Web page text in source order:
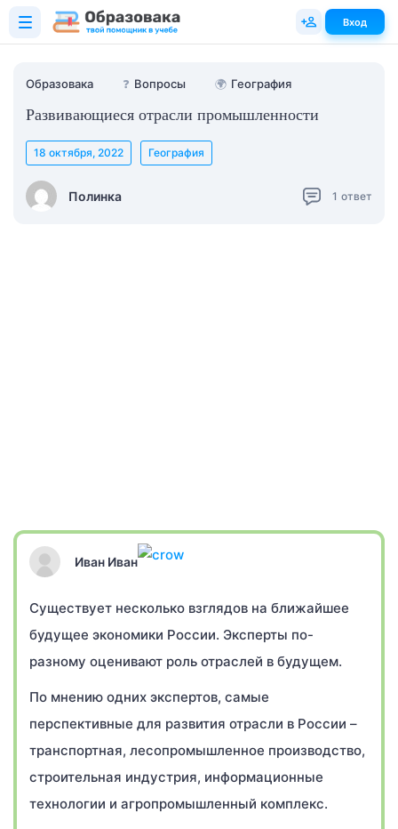
Образовака ❓ Вопросы 🌍 География
Развивающиеся отрасли промышленности
Полинка
18 октября, 2022 География
1 ответ
Иван Иван
Существует несколько взглядов на ближайшее
будущее экономики России. Эксперты по-
разному оценивают роль отраслей в будущем.
По мнению одних экспертов, самые
перспективные для развития отрасли в России –
транспортная, лесопромышленное производство,
строительная индустрия, информационные
технологии и агропромышленный комплекс.
Вход